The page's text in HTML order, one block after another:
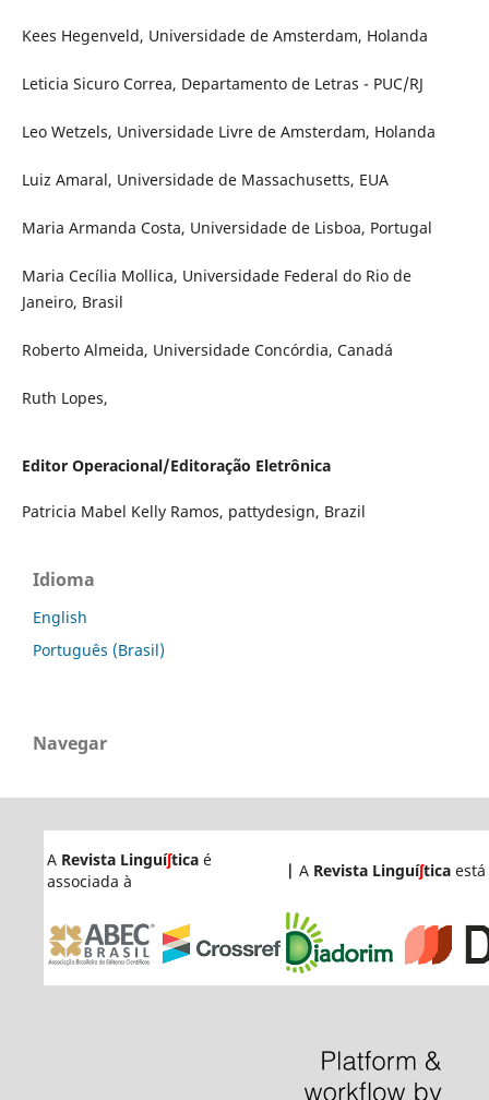
Kees Hegenveld, Universidade de Amsterdam, Holanda
Leticia Sicuro Correa, Departamento de Letras - PUC/RJ
Leo Wetzels, Universidade Livre de Amsterdam, Holanda
Luiz Amaral, Universidade de Massachusetts, EUA
Maria Armanda Costa, Universidade de Lisboa, Portugal
Maria Cecília Mollica, Universidade Federal do Rio de
Janeiro, Brasil
Roberto Almeida, Universidade Concórdia, Canadá
Ruth Lopes,
Editor Operacional/Editoração Eletrônica
Patricia Mabel Kelly Ramos, pattydesign, Brazil
Idioma
English
Português (Brasil)
Navegar
A Revista Linguíʃticaé
associada à
| A Revista Linguíʃticaestá